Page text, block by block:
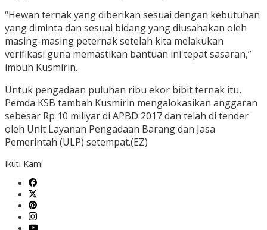
“Hewan ternak yang diberikan sesuai dengan kebutuhan
yang diminta dan sesuai bidang yang diusahakan oleh
masing-masing peternak setelah kita melakukan
verifikasi guna memastikan bantuan ini tepat sasaran,”
imbuh Kusmirin.
Untuk pengadaan puluhan ribu ekor bibit ternak itu,
Pemda KSB tambah Kusmirin mengalokasikan anggaran
sebesar Rp 10 miliyar di APBD 2017 dan telah di tender
oleh Unit Layanan Pengadaan Barang dan Jasa
Pemerintah (ULP) setempat.(EZ)
Ikuti Kami